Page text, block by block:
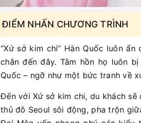
ĐIỂM NHẤN CHƯƠNG TRÌNH
“Xứ sở kim chi” Hàn Quốc luôn
chân đến đây. Tâm hồn họ luôn
Quốc – ngỡ như một bức tranh về
Đến với Xứ sở kim chi, du khách
thủ đô Seoul sôi động, pha trộn